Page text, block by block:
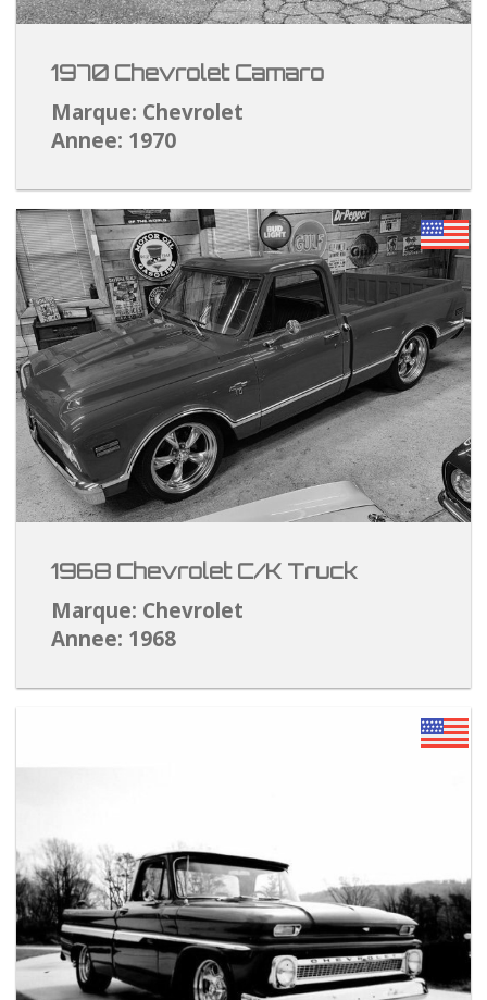
1970 Chevrolet Camaro
Marque: Chevrolet
Annee: 1970
1968 Chevrolet C/K Truck
Marque: Chevrolet
Annee: 1968